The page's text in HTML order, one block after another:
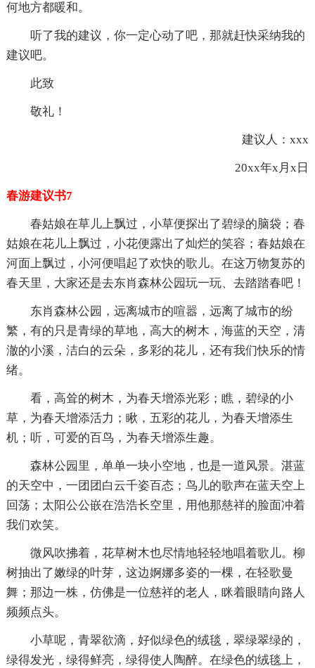
何地方都暖和。
听了我的建议，你一定心动了吧，那就赶快采纳我的
建议吧。
此致
敬礼！
建议人：xxx
20xx年x月x日
春游建议书7
春姑娘在草儿上飘过，小草便探出了碧绿的脑袋；春
姑娘在花儿上飘过，小花便露出了灿烂的笑容；春姑娘在
河面上飘过，小河便唱起了欢快的歌儿。在这万物复苏的
春天里，大家还是去东肖森林公园玩一玩、去踏踏春吧！
东肖森林公园，远离城市的喧嚣，远离了城市的纷
繁，有的只是青绿的草地，高大的树木，海蓝的天空，清
澈的小溪，洁白的云朵，多彩的花儿，还有我们快乐的情
绪。
看，高耸的树木，为春天增添光彩；瞧，碧绿的小
草，为春天增添活力；瞅，五彩的花儿，为春天增添生
机；听，可爱的百鸟，为春天增添生趣。
森林公园里，单单一块小空地，也是一道风景。湛蓝
的天空中，一团团白云千姿百态；鸟儿的歌声在蓝天空上
回荡；太阳公公嵌在浩浩长空里，用他那慈祥的脸面冲着
我们欢笑。
微风吹拂着，花草树木也尽情地轻轻地唱着歌儿。柳
树抽出了嫩绿的叶芽，这边婀娜多姿的一棵，在轻歌曼
舞；那边一株，仿佛是一位慈祥的老人，眯着眼睛向路人
频频点头。
小草呢，青翠欲滴，好似绿色的绒毯，翠绿翠绿的，
绿得发光，绿得鲜亮，绿得使人陶醉。在绿色的绒毯上，